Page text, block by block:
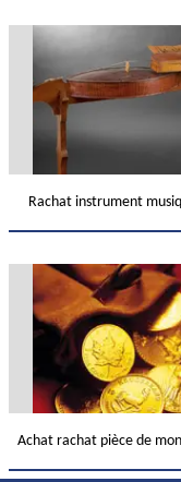
Rachat instrument
Achat rachat pièce de